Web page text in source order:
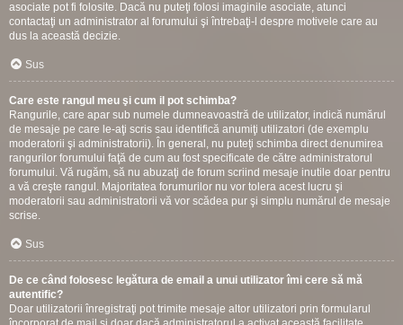
asociate pot fi folosite. Dacă nu puteţi folosi imaginile asociate, atunci
contactaţi un administrator al forumului şi întrebaţi-l despre motivele care au
dus la această decizie.
Sus
Care este rangul meu şi cum il pot schimba?
Rangurile, care apar sub numele dumneavoastră de utilizator, indică numărul
de mesaje pe care le-aţi scris sau identifică anumiţi utilizatori (de exemplu
moderatorii şi administratorii). În general, nu puteţi schimba direct denumirea
rangurilor forumului faţă de cum au fost specificate de către administratorul
forumului. Vă rugăm, să nu abuzaţi de forum scriind mesaje inutile doar pentru
a vă creşte rangul. Majoritatea forumurilor nu vor tolera acest lucru şi
moderatorii sau administratorii vă vor scădea pur şi simplu numărul de mesaje
scrise.
Sus
De ce când folosesc legătura de email a unui utilizator îmi cere să mă
autentific?
Doar utilizatorii înregistraţi pot trimite mesaje altor utilizatori prin formularul